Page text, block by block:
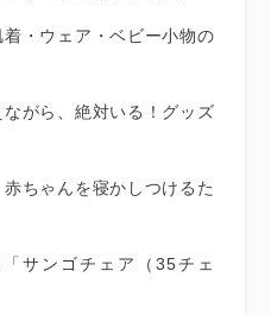
・ウェア・ベビー小物の
がら、絶対いる！グッズ
ちゃんを寝かしつけるた
サンゴチェア（35チェ